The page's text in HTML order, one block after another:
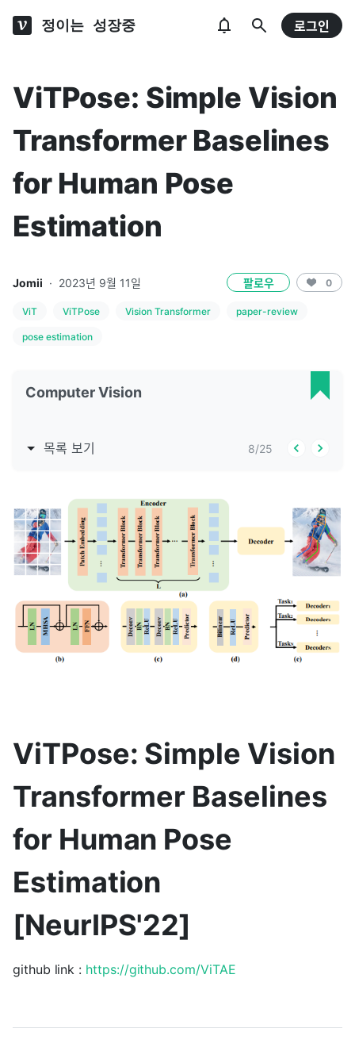
정이는 성장중 로그인
ViTPose: Simple Vision
Transformer Baselines
for Human Pose
Estimation
Jomii · 2023년 9월 11일 팔로우 0
ViT ViTPose Vision Transformer paper-review
pose estimation
Computer Vision
목록 보기 8/25
ViTPose: Simple Vision
Transformer Baselines
for Human Pose
Estimation
[NeurIPS'22]
github link : https://github.com/ViTAE